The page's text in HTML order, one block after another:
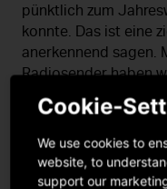
pünktlich zum
konnte. Das ist eine
anerkennend sagen.
Radiosender haben
geschaffen,
Rechtenutzer*innen
zuversichtlich, noch
können.
Cookie-
We use cookies to
website, to
support our